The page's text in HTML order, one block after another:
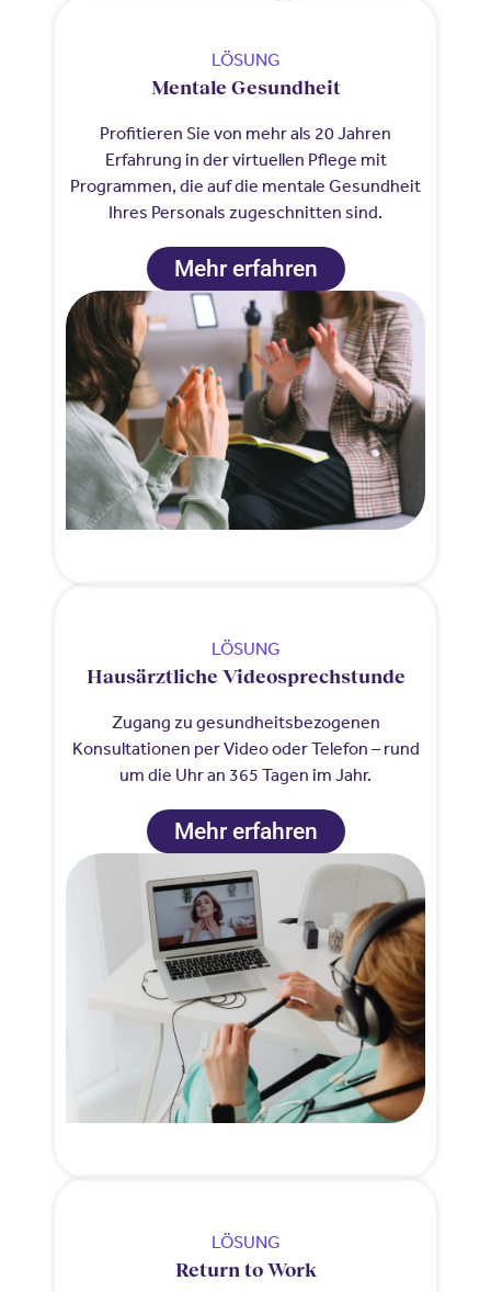
LÖSUNG
Mentale Gesundheit
Profitieren Sie von mehr als 20 Jahren
Erfahrung in der virtuellen Pflege mit
Programmen, die auf die mentale Gesundheit
Ihres Personals zugeschnitten sind.
Mehr erfahren
LÖSUNG
Hausärztliche Videosprechstunde
Zugang zu gesundheitsbezogenen
Konsultationen per Video oder Telefon – rund
um die Uhr an 365 Tagen im Jahr.
Mehr erfahren
LÖSUNG
Return to Work